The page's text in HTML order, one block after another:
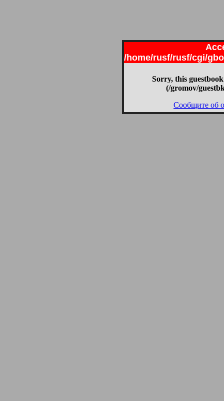
/home/rusf/rusf/cgi/
Sorry, this
(/gromov/
Сообщите об